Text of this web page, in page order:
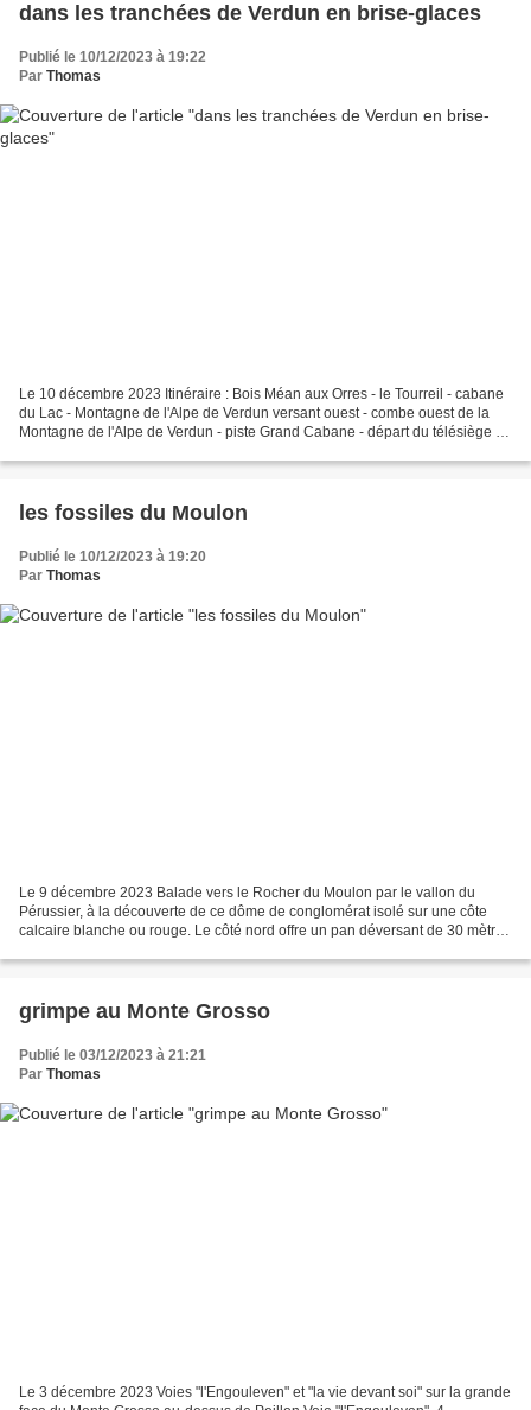
dans les tranchées de Verdun en brise-glaces
Publié le 10/12/2023 à 19:22
Par Thomas
Le 10 décembre 2023 Itinéraire : Bois Méan aux Orres - le Tourreil - cabane
du Lac - Montagne de l'Alpe de Verdun versant ouest - combe ouest de la
Montagne de l'Alpe de Verdun - piste Grand Cabane - départ du télésiège de
les fossiles du Moulon
Publié le 10/12/2023 à 19:20
Par Thomas
Le 9 décembre 2023 Balade vers le Rocher du Moulon par le vallon du
Pérussier, à la découverte de ce dôme de conglomérat isolé sur une côte
calcaire blanche ou rouge. Le côté nord offre un pan déversant de 30 mètres
grimpe au Monte Grosso
Publié le 03/12/2023 à 21:21
Par Thomas
Le 3 décembre 2023 Voies "l'Engouleven" et "la vie devant soi" sur la grande